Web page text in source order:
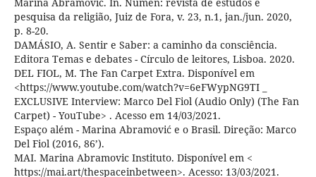
pesquisa da religião, Juiz de Fora, v. 23, n.1, jan./jun. 2020,
p. 8-20.
DAMÁSIO, A. Sentir e Saber: a caminho da consciência.
Editora Temas e debates - Círculo de leitores, Lisboa. 2020.
DEL FIOL, M. The Fan Carpet Extra. Disponível em
<https://www.youtube.com/watch?v=6eFWypNG9TI _
EXCLUSIVE Interview: Marco Del Fiol (Audio Only) (The Fan
Carpet) - YouTube> . Acesso em 14/03/2021.
Espaço além - Marina Abramović e o Brasil. Direção: Marco
Del Fiol (2016, 86’).
MAI. Marina Abramovic Instituto. Disponível em <
https://mai.art/thespaceinbetween>. Acesso: 13/03/2021.